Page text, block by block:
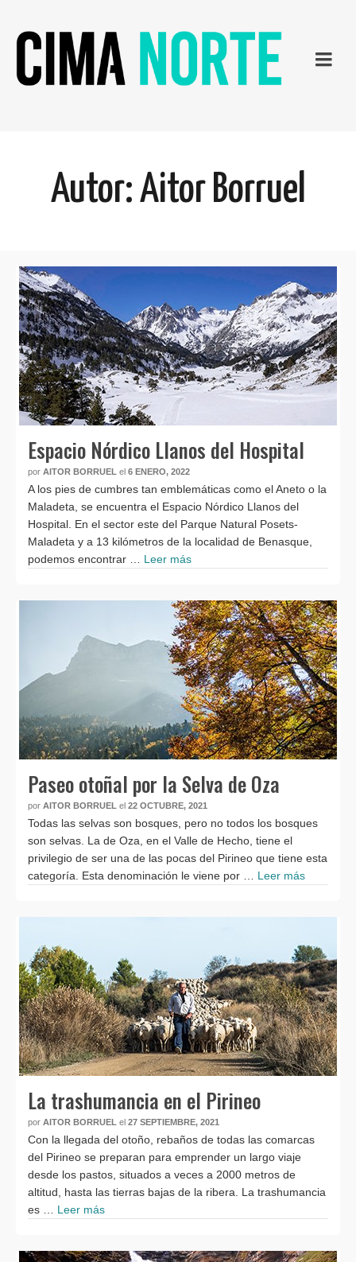
Autor: Aitor Borruel
Espacio Nórdico Llanos del Hospital
por AITOR BORRUEL el 6 ENERO, 2022
A los pies de cumbres tan emblemáticas como el Aneto o la
Maladeta, se encuentra el Espacio Nórdico Llanos del
Hospital. En el sector este del Parque Natural Posets-
Maladeta y a 13 kilómetros de la localidad de Benasque,
podemos encontrar … Leer más
Paseo otoñal por la Selva de Oza
por AITOR BORRUEL el 22 OCTUBRE, 2021
Todas las selvas son bosques, pero no todos los bosques
son selvas. La de Oza, en el Valle de Hecho, tiene el
privilegio de ser una de las pocas del Pirineo que tiene esta
categoría. Esta denominación le viene por … Leer más
La trashumancia en el Pirineo
por AITOR BORRUEL el 27 SEPTIEMBRE, 2021
Con la llegada del otoño, rebaños de todas las comarcas
del Pirineo se preparan para emprender un largo viaje
desde los pastos, situados a veces a 2000 metros de
altitud, hasta las tierras bajas de la ribera. La trashumancia
es … Leer más